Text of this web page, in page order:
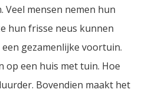
mensen nemen hun
hun frisse neus kunnen
gezamenlijke voortuin.
op een huis met tuin. Hoe
Bovendien maakt het